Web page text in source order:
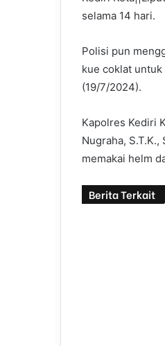
selama 14 hari.
Polisi pun
kue coklat
(19/7/2024).
Kapolres Kediri
Nugraha,
memakai helm
Berita Terkait